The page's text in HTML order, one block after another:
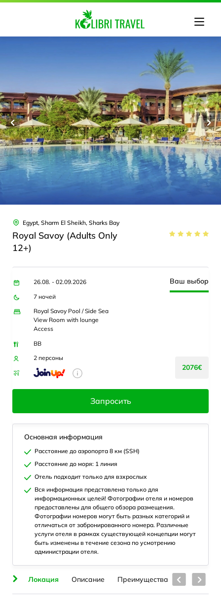
Egypt, Sharm El Sheikh, Sharks Bay
Royal Savoy (Adults Only
12+)
26.08. - 02.09.2026
7 ночей
Royal Savoy Pool / Side Sea
View Room with lounge
Access
BB
2 персоны
Ваш выбор
2076€
Запросить
Основная информация
Расстояние до аэропорта 8 км (SSH)
Расстояние до моря: 1 линия
Отель подходит только для взхрослых
Вся информация представлена только для
информационных целей! Фотографии отеля и номеров
предоставлены для общего обзора размещения.
Фотографии номеров могут быть разных категорий и
отличаться от забронированного номера. Различные
услуги отеля в рамках существующей концепции могут
быть изменены в течение сезона по усмотрению
администрации отеля.
Локация Описание Преимущества Номера